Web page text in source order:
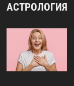
АСТРОЛОГИЯ